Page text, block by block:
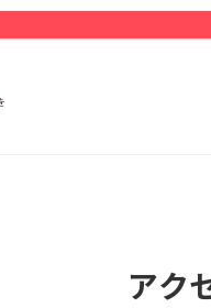
アク